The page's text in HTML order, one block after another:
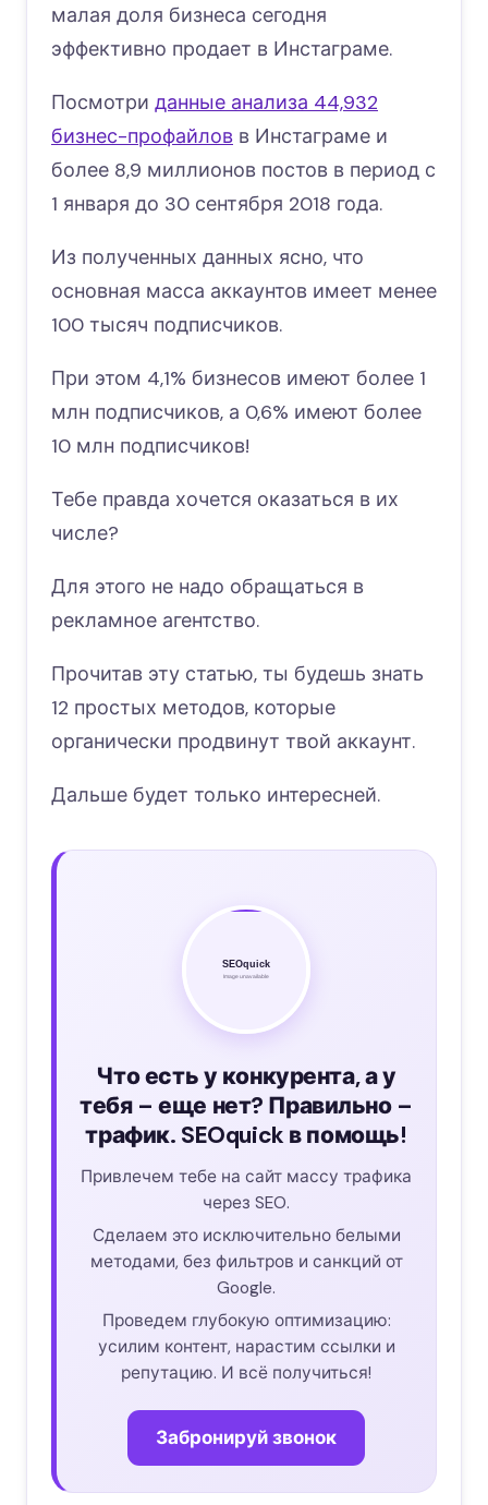
малая доля бизнеса сегодня
эффективно продает в Инстаграме.
Посмотри данные анализа 44,932
бизнес-профайлов в Инстаграме и
более 8,9 миллионов постов в период с
1 января до 30 сентября 2018 года.
Из полученных данных ясно, что
основная масса аккаунтов имеет менее
100 тысяч подписчиков.
При этом 4,1% бизнесов имеют более 1
млн подписчиков, а 0,6% имеют более
10 млн подписчиков!
Тебе правда хочется оказаться в их
числе?
Для этого не надо обращаться в
рекламное агентство.
Прочитав эту статью, ты будешь знать
12 простых методов, которые
органически продвинут твой аккаунт.
Дальше будет только интересней.
Что есть у конкурента, а у
тебя – еще нет? Правильно –
трафик. SEOquick в помощь!
Привлечем тебе на сайт массу трафика
через SEO.
Сделаем это исключительно белыми
методами, без фильтров и санкций от
Google.
Проведем глубокую оптимизацию:
усилим контент, нарастим ссылки и
репутацию. И всё получиться!
Забронируй звонок